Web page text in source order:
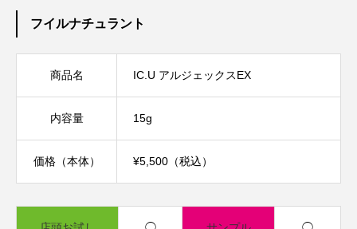
フイルナチュラント
商品名 IC.U アルジェックスEX
内容量 15g
価格（本体） ¥5,500（税込）